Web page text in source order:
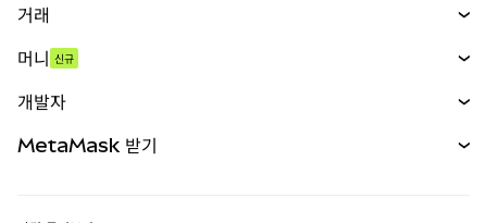
거래
무기한 선물
실물자산
머니 신규
개발자
MetaMask 받기